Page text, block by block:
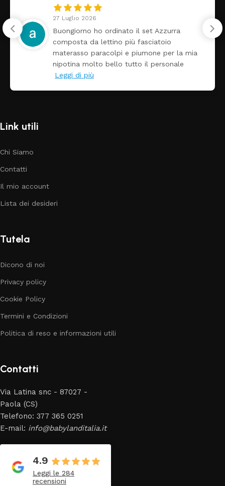
27 Luglio 2026
Buongiorno ho ordinato il set Azzurra
composta da lettino più fasciatoio
materasso paracolpi e piumone per la mia
nipotina molto bello tutto il personale
Leggi di più
Link utili
Chi Siamo
Contatti
Il mio account
Lista dei desideri
Tutela
Dicono di noi
Privacy policy
Cookie Policy
Termini e Condizioni
Politica di reso e informazioni utili
Contatti
Via Latina snc - 87027 -
Paola (CS)
Telefono: 377 365 0251
E-mail: info@babylanditalia.it
4.9
Leggi le 284
recensioni